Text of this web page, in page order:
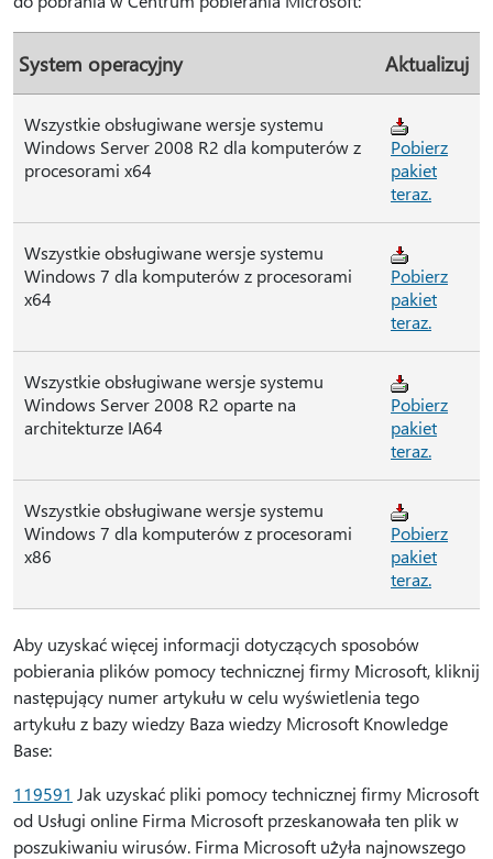
System operacyjny Aktualizuj
Wszystkie obsługiwane wersje systemu
Windows Server 2008 R2 dla komputerów z
procesorami x64
Pobierz
pakiet
teraz.
Wszystkie obsługiwane wersje systemu
Windows 7 dla komputerów z procesorami
x64
Pobierz
pakiet
teraz.
Wszystkie obsługiwane wersje systemu
Windows Server 2008 R2 oparte na
architekturze IA64
Pobierz
pakiet
teraz.
Wszystkie obsługiwane wersje systemu
Windows 7 dla komputerów z procesorami
x86
Pobierz
pakiet
teraz.
Aby uzyskać więcej informacji dotyczących sposobów
pobierania plików pomocy technicznej firmy Microsoft, kliknij
następujący numer artykułu w celu wyświetlenia tego
artykułu z bazy wiedzy Baza wiedzy Microsoft Knowledge
Base:
119591 Jak uzyskać pliki pomocy technicznej firmy Microsoft
od Usługi online Firma Microsoft przeskanowała ten plik w
poszukiwaniu wirusów. Firma Microsoft użyła najnowszego